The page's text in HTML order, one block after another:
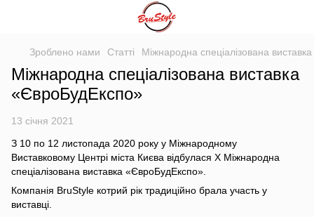
Зроблено нами Статті Міжнародна спеціалізована
Міжнародна спеціалізована виставка
«ЄвроБудЕкспо»
13 січня 2021
З 10 по 12 листопада 2020 року у Міжнародному
Виставковому Центрі міста Києва відбулася Х Міжнародна
спеціалізована виставка «ЄвроБудЕкспо».
Компанія BruStyle котрий рік традиційно брала участь у
виставці.